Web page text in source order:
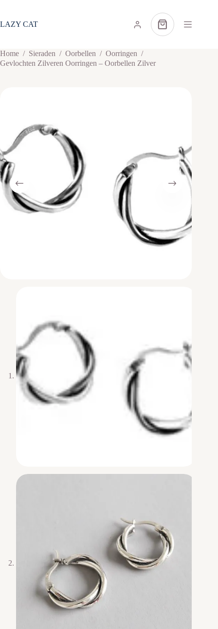
de
LAZY CAT Winkelwagen
Home / Sieraden / Oorbellen / Oorringen /
Gevlochten Zilveren Oorringen – Oorbellen Zilver